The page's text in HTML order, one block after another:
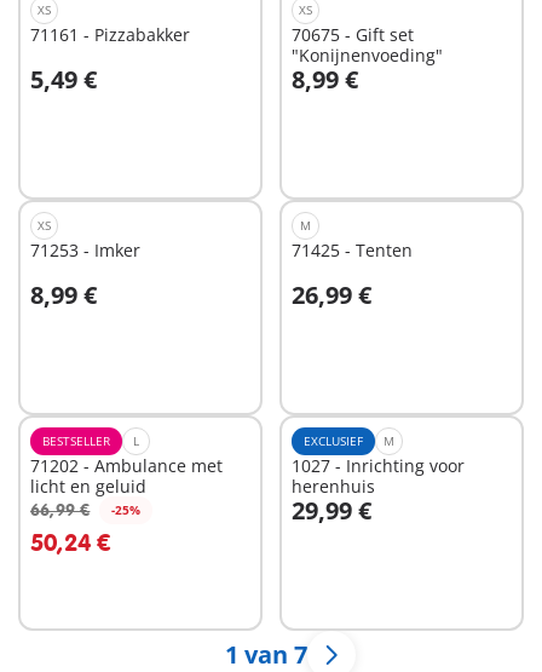
XS
71161 - Pizzabakker
5,49 €
In winkelwagen
XS
70675 - Gift set
"Konijnenvoeding"
8,99 €
In winkelwagen
XS
71253 - Imker
8,99 €
In winkelwagen
M
71425 - Tenten
26,99 €
In winkelwagen
BESTSELLER L
71202 - Ambulance met
licht en geluid
66,99 € -25%
50,24 €
In winkelwagen
EXCLUSIEF M
1027 - Inrichting voor
herenhuis
29,99 €
In winkelwagen
1 van 7